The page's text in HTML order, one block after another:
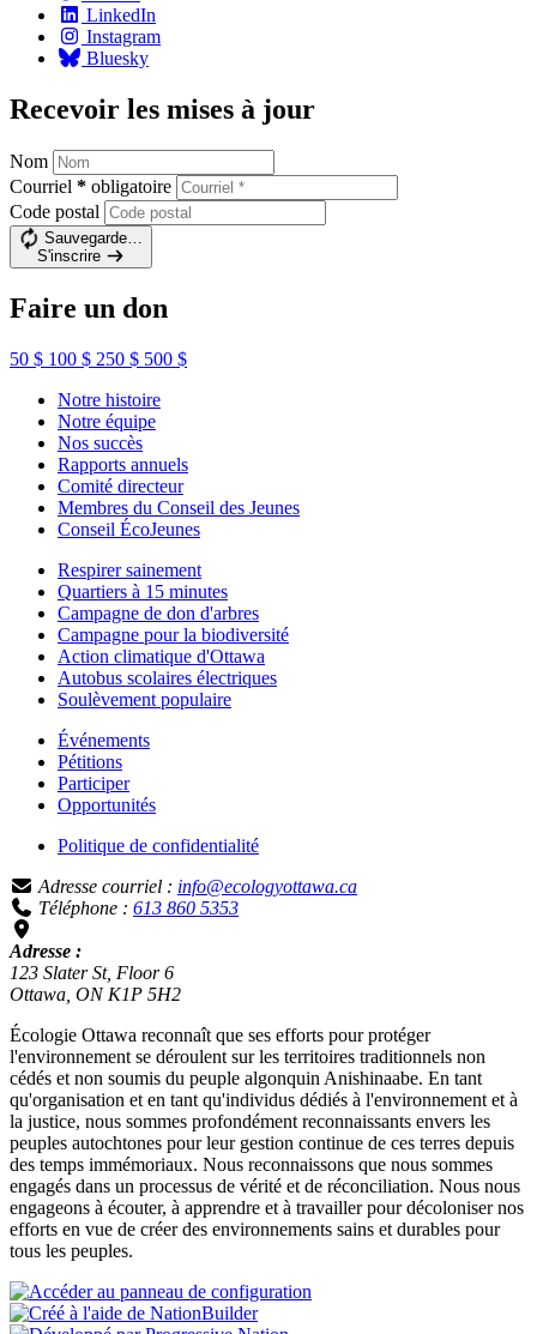
LinkedIn
Instagram
Bluesky
Recevoir les mises à jour
Nom
Courriel * obligatoire
Code postal
Sauvegarde…
S'inscrire
Faire un don
50 $ 100 $ 250 $ 500 $
Notre histoire
Notre équipe
Nos succès
Rapports annuels
Comité directeur
Membres du Conseil des Jeunes
Conseil ÉcoJeunes
Respirer sainement
Quartiers à 15 minutes
Campagne de don d'arbres
Campagne pour la biodiversité
Action climatique d'Ottawa
Autobus scolaires électriques
Soulèvement populaire
Événements
Pétitions
Participer
Opportunités
Politique de confidentialité
Adresse courriel : info@ecologyottawa.ca
Téléphone : 613 860 5353
Adresse :
123 Slater St, Floor 6
Ottawa, ON K1P 5H2
Écologie Ottawa reconnaît que ses efforts pour protéger
l'environnement se déroulent sur les territoires traditionnels non
cédés et non soumis du peuple algonquin Anishinaabe. En tant
qu'organisation et en tant qu'individus dédiés à l'environnement et à
la justice, nous sommes profondément reconnaissants envers les
peuples autochtones pour leur gestion continue de ces terres depuis
des temps immémoriaux. Nous reconnaissons que nous sommes
engagés dans un processus de vérité et de réconciliation. Nous nous
engageons à écouter, à apprendre et à travailler pour décoloniser nos
efforts en vue de créer des environnements sains et durables pour
tous les peuples.